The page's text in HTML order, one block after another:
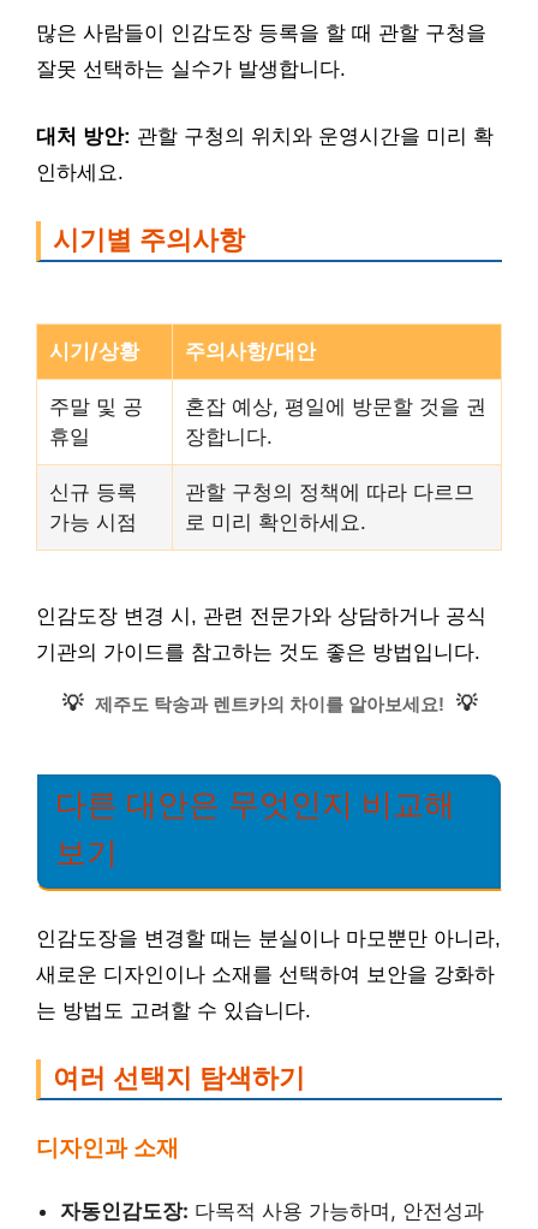
많은 사람들이 인감도장 등록을 할 때 관할 구청을
잘못 선택하는 실수가 발생합니다.
대처 방안: 관할 구청의 위치와 운영시간을 미리 확
인하세요.
시기별 주의사항
시기/상황 주의사항/대안
주말 및 공
휴일
혼잡 예상, 평일에 방문할 것을 권
장합니다.
신규 등록
가능 시점
관할 구청의 정책에 따라 다르므
로 미리 확인하세요.
인감도장 변경 시, 관련 전문가와 상담하거나 공식
기관의 가이드를 참고하는 것도 좋은 방법입니다.
💡 제주도 탁송과 렌트카의 차이를 알아보세요! 💡
다른 대안은 무엇인지 비교해
보기
인감도장을 변경할 때는 분실이나 마모뿐만 아니라,
새로운 디자인이나 소재를 선택하여 보안을 강화하
는 방법도 고려할 수 있습니다.
여러 선택지 탐색하기
디자인과 소재
자동인감도장: 다목적 사용 가능하며, 안전성과